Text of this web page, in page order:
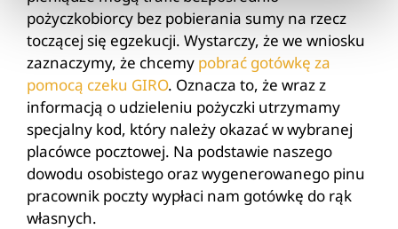
pożyczkobiorcy bez pobierania sumy na rzecz
toczącej się egzekucji. Wystarczy, że we wniosku
zaznaczymy, że chcemy pobrać gotówkę za
pomocą czeku GIRO. Oznacza to, że wraz z
informacją o udzieleniu pożyczki utrzymamy
specjalny kod, który należy okazać w wybranej
placówce pocztowej. Na podstawie naszego
dowodu osobistego oraz wygenerowanego pinu
pracownik poczty wypłaci nam gotówkę do rąk
własnych.